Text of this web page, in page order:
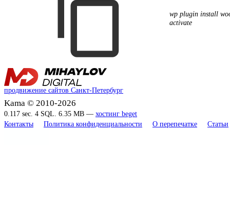
wp plugin install
activate
продвижение сайтов Санкт-Петербург
Kama © 2010-2026
0.117 sec. 4 SQL. 6.35 MB — хостинг beget
Контакты
Политика конфиденциальности О перепечатке Статьи